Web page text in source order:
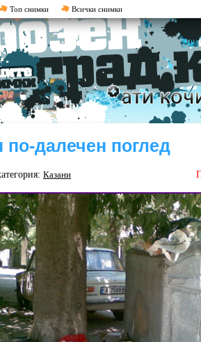
Топ снимки Всички снимки
по-далечен поглед
Казани